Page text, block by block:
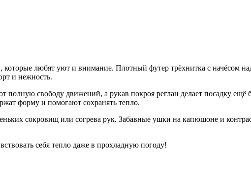
любят уют и внимание. Плотный футер трёхнитка с начёсом
и нежность.
свободу движений, а рукав покроя реглан делает посадку ещё
форму и помогают сохранять тепло.
сокровищ или согрева рук. Забавные ушки на капюшоне и
себя тепло даже в прохладную погоду!